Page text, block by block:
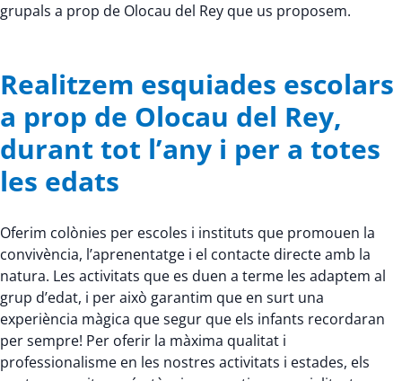
grupals a prop de Olocau del Rey que us proposem.
Realitzem esquiades escolars
a prop de Olocau del Rey,
durant tot l’any i per a totes
les edats
Oferim colònies per escoles i instituts que promouen la
convivència, l’aprenentatge i el contacte directe amb la
natura. Les activitats que es duen a terme les adaptem al
grup d’edat, i per això garantim que en surt una
experiència màgica que segur que els infants recordaran
per sempre! Per oferir la màxima qualitat i
professionalisme en les nostres activitats i estades, els